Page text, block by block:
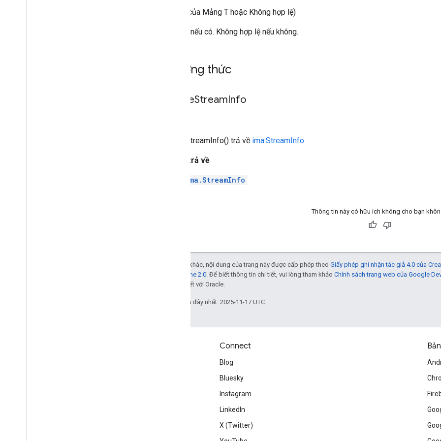
(Mảng của Mảng T hoặc Không hợp lệ)
Phụ đề nếu có. Không hợp lệ nếu không.
Phương thức
createStreamInfo
createStreamInfo() trả về ima.StreamInfo
Giá trị trả về
ima.StreamInfo
Thông tin này có hữu ích không cho bạn
Trừ phi có lưu ý khác, nội dung của trang này được cấp phép theo Giấy phép ghi nhận tác giả 4.0 của
Giấy phép Apache 2.0 . Để biết thông tin chi tiết, vui lòng tham khảo Chính sách trang web của Google
các đơn vị liên kết với Oracle.
Cập nhật lần gần đây nhất: 2025-11-17 UTC.
Connect
Blog
Bluesky
Instagram
LinkedIn
X (Twitter)